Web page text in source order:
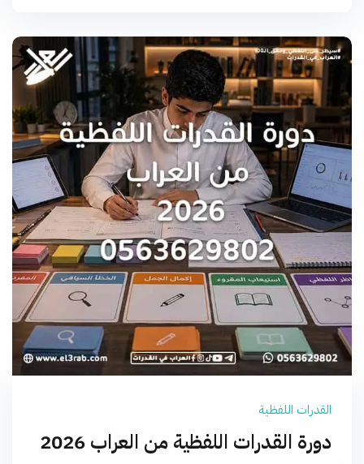
القدرات اللفظية
دورة القدرات اللفظية من العراب 2026